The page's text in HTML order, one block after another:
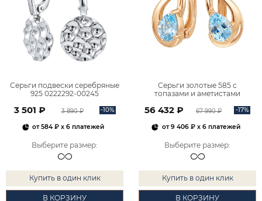
Серьги подвески серебряные
925 0222292-00245
3 501 ₽ 3 890 ₽ -10%
от584 ₽ x 6 платежей
Выберите размер:
Купить в один клик
В КОРЗИНУ
Серьги золотые 585 с
топазами и аметистами
56 432 ₽ 67 990 ₽ -17%
от9 406 ₽x 6 платежей
Выберите размер:
Купить в один клик
В КОРЗИНУ